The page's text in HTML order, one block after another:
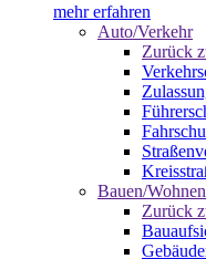
mehr erfahren
Auto/Verkehr
Zurück
Bauen/
Zurück